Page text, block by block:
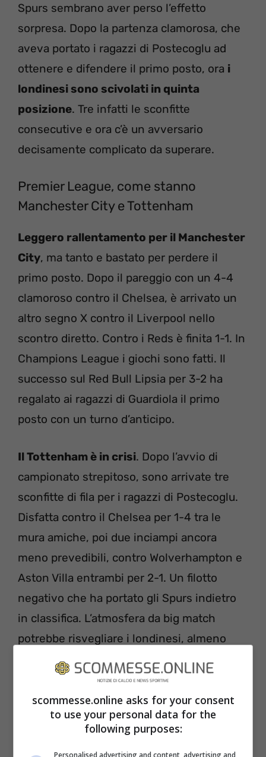
Spurs sembrano aver perso l’effetto
sorpresa. Dopo la partenza clamorosa, che
aveva portato i ragazzi di Postecoglu ad
ottenere e difendere il primo posto, ora i
londinesi sono scivolati in quinta
posizione. Tre infatti le sconfitte
consecutive e ora c’è un avversario
decisamente complicato da superare.
Premier League, come stanno
Manchester City e Tottenham
Leggero rallentamento per il Manchester
City, ma tanto e bastato per perdere il
primo posto. Dopo il pareggio con un 4-4
clamoroso contro il Chelsea, è arrivato un
altro segno X contro il Liverpool nello
scontro diretto. Contro i Reds è finita 1-1. In
Champions League i giochi sono fatti. Il
successo sul Red Bull Lipsia per 3-2 ha
regalato ai ragazzi di Guardiola il primo
posto con un turno d’anticipo.
Il Tottenham è in crisi. Dopo l’avvio di
campionato strepitoso, sono arrivate tre
sconfitte di fila per i ragazzi di Postecoglu.
Disfatta contro il Chelsea per 1-4 tra le
mura amiche, poi due inciampi ancora
meno prevedibili, contro Wolverhampton e
Aston Villa entrambi per 2-1. Un filotto
negativo che ha portato gli Spurs indietro
in classifica. L’atmosfera da big match
potrebbe risvegliare i londinesi, almeno
questa è la speranza del tecnico.
scommesse.online asks for your consent
to use your personal data for the
following purposes:
Personalised advertising and content, advertising and